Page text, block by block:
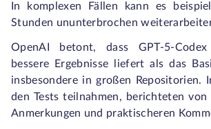
In komplexen Fällen kann es
Stunden ununterbrochen
OpenAI betont, dass GPT-5-
bessere Ergebnisse liefert als das
insbesondere in großen Repositorien.
den Tests teilnahmen, berichteten von
Anmerkungen und praktischeren